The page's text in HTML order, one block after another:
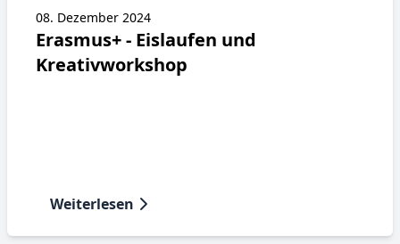
08. Dezember 2024
Erasmus+ - Eislaufen und
Kreativworkshop
Weiterlesen